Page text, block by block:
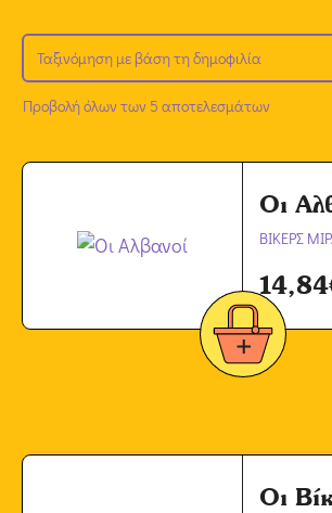
Προβολή όλων των 5 αποτελεσμάτων
Οι
ΒΙΚΕΡΣ
14,84
Οι